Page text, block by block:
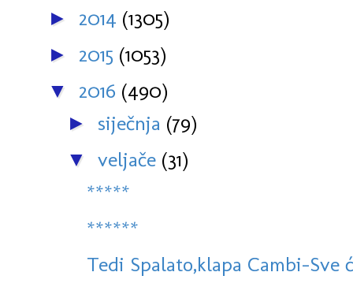
► 2014 (1305)
► 2015 (1053)
▼ 2016 (490)
► siječnja (79)
▼ veljače (31)
*****
******
Tedi Spalato,klapa Cambi-Sve